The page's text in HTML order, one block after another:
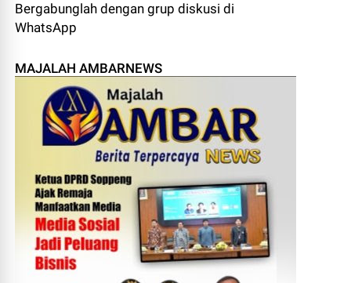
Bergabunglah dengan grup diskusi di
WhatsApp
MAJALAH AMBARNEWS